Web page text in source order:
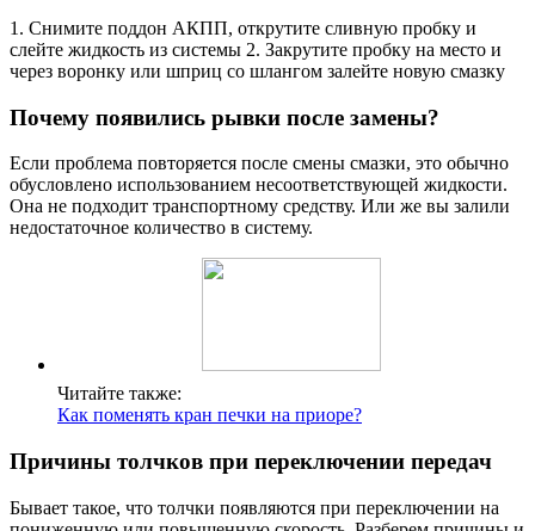
1. Снимите поддон АКПП, открутите сливную пробку и
слейте жидкость из системы 2. Закрутите пробку на место и
через воронку или шприц со шлангом залейте новую смазку
Почему появились рывки после замены?
Если проблема повторяется после смены смазки, это обычно
обусловлено использованием несоответствующей жидкости.
Она не подходит транспортному средству. Или же вы залили
недостаточное количество в систему.
Читайте также:
Как поменять кран печки на приоре?
Причины толчков при переключении передач
Бывает такое, что толчки появляются при переключении на